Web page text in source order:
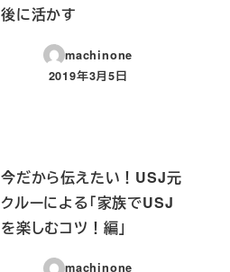
後に活かす
machinone
投稿日
2019年3月5日
今だから伝えたい！USJ元
クルーによる「家族でUSJ
を楽しむコツ！編」
machinone